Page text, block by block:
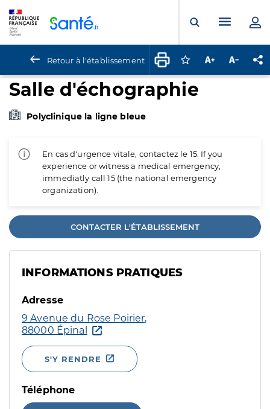
Ouvrir laMenu
Retour à l'établissement Connectez-vous
Augmenter la
Salle d'échographie
Polyclinique la ligne bleue
En cas d'urgence vitale, contactez le 15. If you
experience or witness a medical emergency,
immediatly call 15 (the national emergency
organization).
CONTACTER L'ÉTABLISSEMENT
INFORMATIONS PRATIQUES
Adresse
9 Avenue du Rose Poirier,
88000 Épinal
S'Y RENDRE
Téléphone